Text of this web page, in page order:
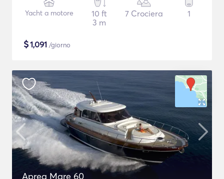
Yacht a motore
10 ft
3 m
7 Crociera 1
$1,091 /giorno
Aprea Mare 60